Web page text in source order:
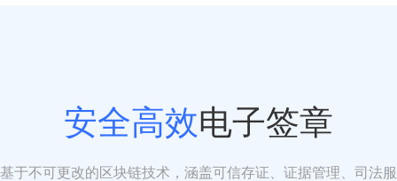
安全高效电子签章
基于不可更改的区块链技术，涵盖可信存证、证据管理、司法服